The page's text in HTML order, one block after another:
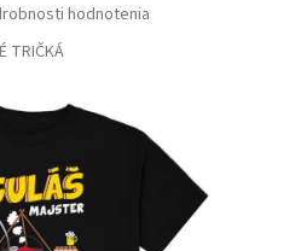
hodnotenia
TRIČKÁ